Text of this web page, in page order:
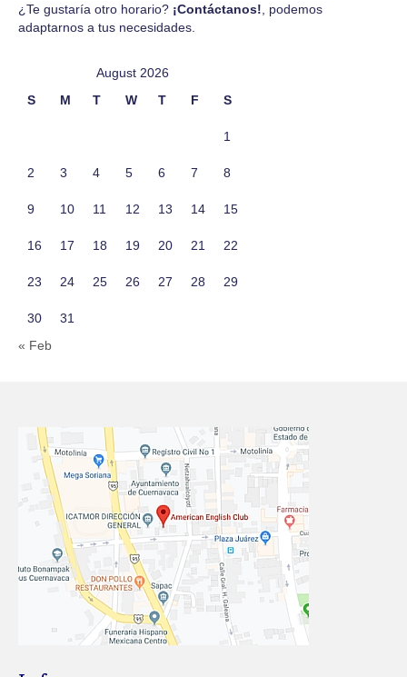
¿Te gustaría otro horario? ¡Contáctanos! , podemos
adaptarnos a tus necesidades.
August 2026
S
M T W T F S
1
2 3 4 5 6 7 8
9 10 11 12 13 14 15
16 17 18 19 20 21 22
23 24 25 26 27 28 29
30
31
« Feb